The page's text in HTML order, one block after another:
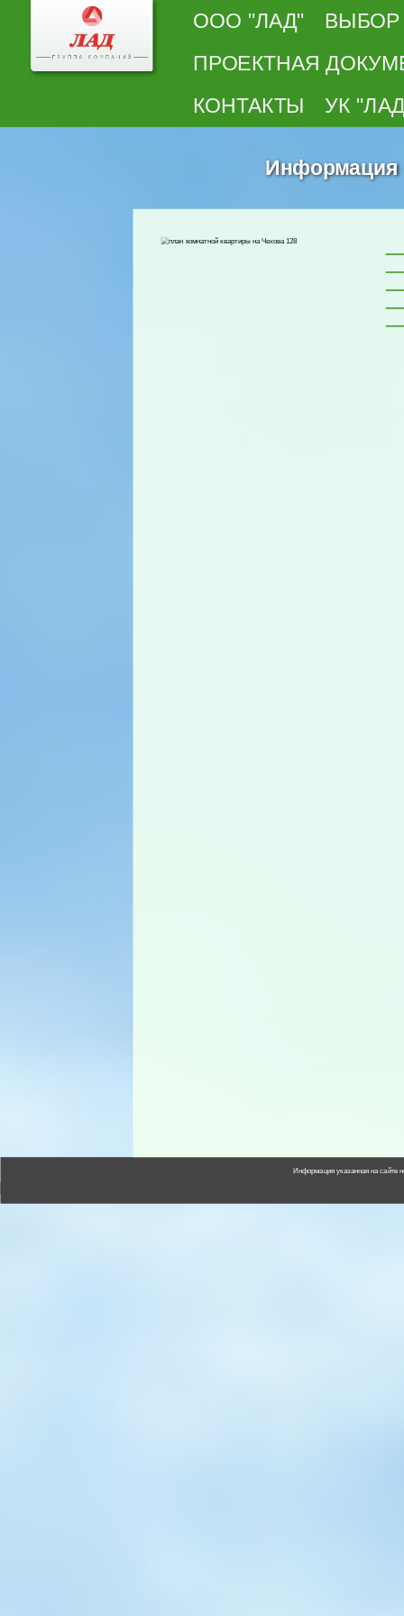
ООО "ЛАД" ВЫБОР
ПРОЕКТНАЯ
КОНТАКТЫ УК
Информация
Информация указанная на сайте